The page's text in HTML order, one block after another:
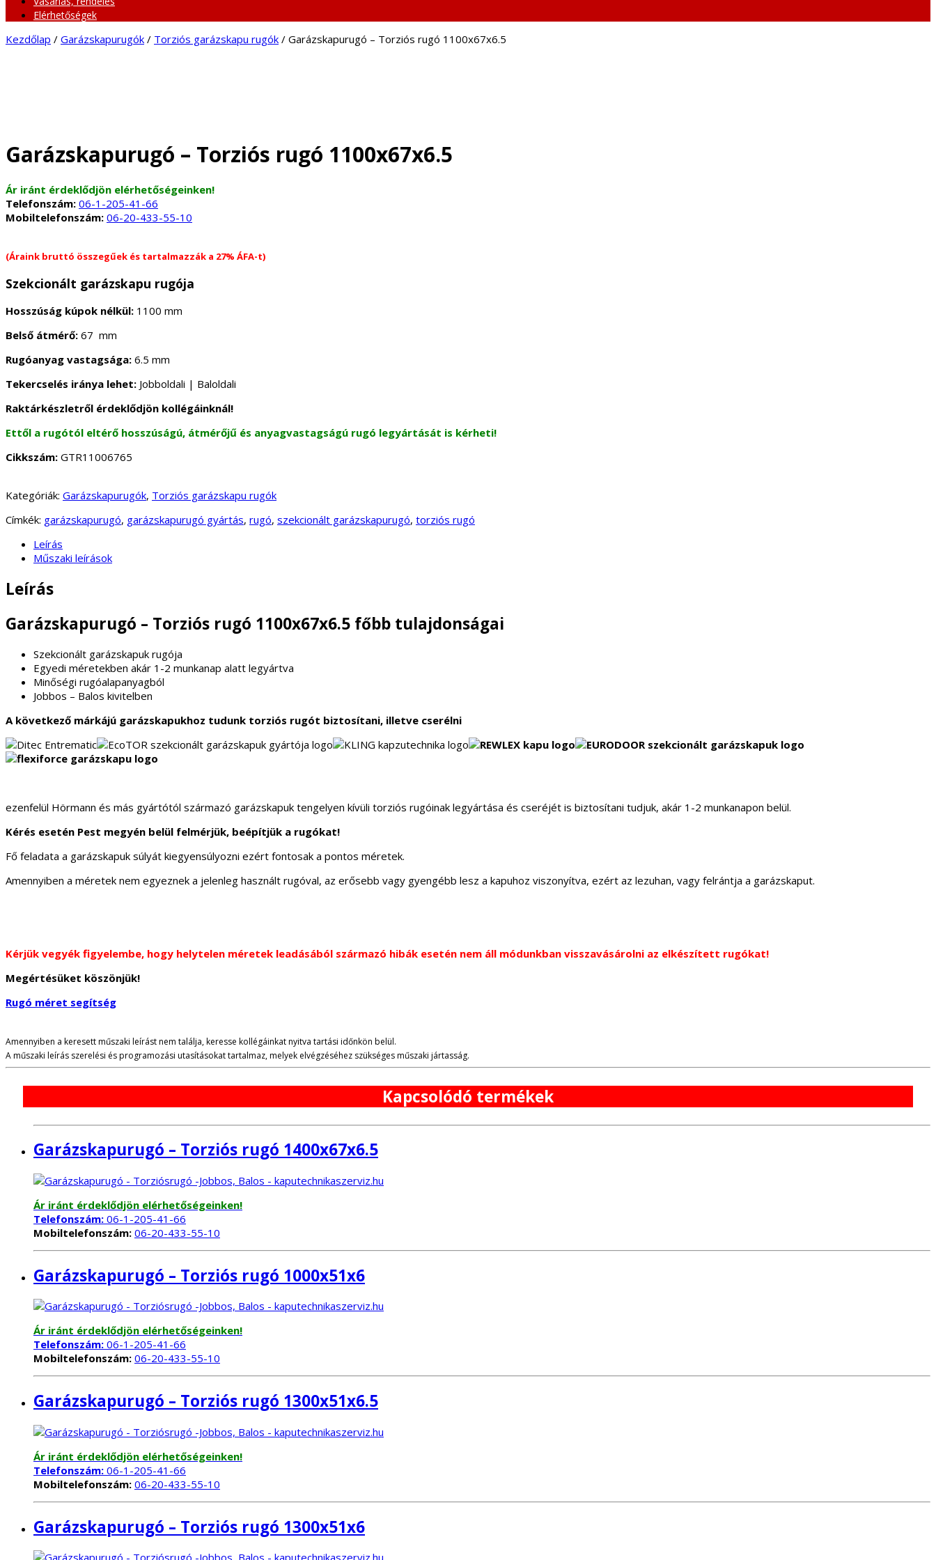
Elérhetőségek
Kezdőlap / Garázskapurugók / Torziós garázskapu rugók / Garázskapurugó – Torziós rugó 1100x67x6.5
Garázskapurugó – Torziós rugó 1100x67x6.5
Ár iránt érdeklődjön elérhetőségeinken!
Telefonszám: 06-1-205-41-66
Mobiltelefonszám: 06-20-433-55-10
(Áraink bruttó összegűek és tartalmazzák a 27% ÁFA-t)
Szekcionált garázskapu rugója
Hosszúság kúpok nélkül: 1100 mm
Belső átmérő: 67 mm
Rugóanyag vastagsága: 6.5 mm
Tekercselés iránya lehet: Jobboldali | Baloldali
Raktárkészletről érdeklődjön kollégáinknál!
Ettől a rugótól eltérő hosszúságú, átmérőjű és anyagvastagságú rugó legyártását is kérheti!
Cikkszám: GTR11006765
Kategóriák: Garázskapurugók, Torziós garázskapu rugók
Címkék: garázskapurugó, garázskapurugó gyártás, rugó, szekcionált garázskapurugó, torziós rugó
Leírás
Műszaki leírások
Leírás
Garázskapurugó – Torziós rugó 1100x67x6.5 főbb tulajdonságai
Szekcionált garázskapuk rugója
Egyedi méretekben akár 1-2 munkanap alatt legyártva
Minőségi rugóalapanyagból
Jobbos – Balos kivitelben
A következő márkájú garázskapukhoz tudunk torziós rugót biztosítani, illetve cserélni
ezenfelül Hörmann és más gyártótól származó garázskapuk tengelyen kívüli torziós rugóinak legyártása és cseréjét is biztosítani tudjuk, akár 1-2 munkanapon belül.
Kérés esetén Pest megyén belül felmérjük, beépítjük a rugókat!
Fő feladata a garázskapuk súlyát kiegyensúlyozni ezért fontosak a pontos méretek.
Amennyiben a méretek nem egyeznek a jelenleg használt rugóval, az erősebb vagy gyengébb lesz a kapuhoz viszonyítva, ezért az lezuhan, vagy felrántja a garázskaput.
Kérjük vegyék figyelembe, hogy helytelen méretek leadásából származó hibák esetén nem áll módunkban visszavásárolni az elkészített rugókat!
Megértésüket köszönjük!
Rugó méret segítség
Amennyiben a keresett műszaki leírást nem találja, keresse kollégáinkat nyitva tartási időnkön belül.
A műszaki leírás szerelési és programozási utasításokat tartalmaz, melyek elvégzéséhez szükséges műszaki jártasság.
Kapcsolódó termékek
Garázskapurugó – Torziós rugó 1400x67x6.5
Ár iránt érdeklődjön elérhetőségeinken!
Telefonszám: 06-1-205-41-66
Mobiltelefonszám: 06-20-433-55-10
Garázskapurugó – Torziós rugó 1000x51x6
Ár iránt érdeklődjön elérhetőségeinken!
Telefonszám: 06-1-205-41-66
Mobiltelefonszám: 06-20-433-55-10
Garázskapurugó – Torziós rugó 1300x51x6.5
Ár iránt érdeklődjön elérhetőségeinken!
Telefonszám: 06-1-205-41-66
Mobiltelefonszám: 06-20-433-55-10
Garázskapurugó – Torziós rugó 1300x51x6